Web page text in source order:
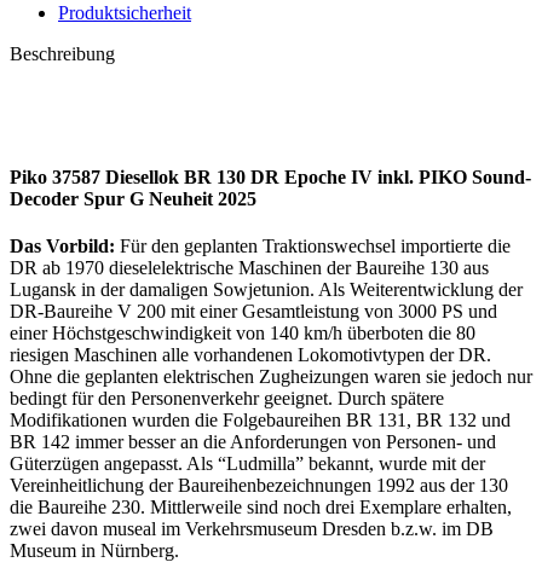
Produktsicherheit
Beschreibung
Piko 37587 Diesellok BR 130 DR Epoche IV inkl. PIKO Sound-
Decoder Spur G Neuheit 2025
Das Vorbild: Für den geplanten Traktionswechsel importierte die
DR ab 1970 dieselelektrische Maschinen der Baureihe 130 aus
Lugansk in der damaligen Sowjetunion. Als Weiterentwicklung der
DR-Baureihe V 200 mit einer Gesamtleistung von 3000 PS und
einer Höchstgeschwindigkeit von 140 km/h überboten die 80
riesigen Maschinen alle vorhandenen Lokomotivtypen der DR.
Ohne die geplanten elektrischen Zugheizungen waren sie jedoch nur
bedingt für den Personenverkehr geeignet. Durch spätere
Modifikationen wurden die Folgebaureihen BR 131, BR 132 und
BR 142 immer besser an die Anforderungen von Personen- und
Güterzügen angepasst. Als “Ludmilla” bekannt, wurde mit der
Vereinheitlichung der Baureihenbezeichnungen 1992 aus der 130
die Baureihe 230. Mittlerweile sind noch drei Exemplare erhalten,
zwei davon museal im Verkehrsmuseum Dresden b.z.w. im DB
Museum in Nürnberg.